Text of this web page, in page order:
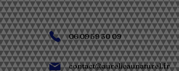
06 09 59 30 09
contact@aurelieaunaturel.fr